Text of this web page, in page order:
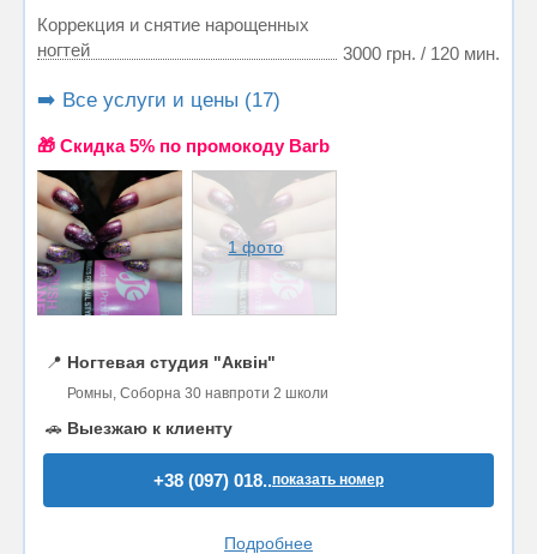
Коррекция и снятие нарощенных
ногтей
3000 грн. / 120 мин.
➡️ Все услуги и цены (17)
🎁 Cкидка 5% по промокоду Barb
1 фото
📍 Ногтевая студия "Аквін"
Ромны, Соборна 30 навпроти 2 школи
🚗 Выезжаю к клиенту
+38 (097) 018..показать номер
Подробнее